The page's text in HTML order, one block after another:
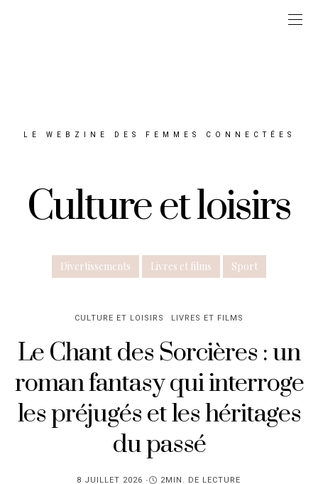
LE WEBZINE DES FEMMES CONNECTÉES
Culture et loisirs
Divertissements Livres et films Sport
CULTURE ET LOISIRS LIVRES ET FILMS
Le Chant des Sorcières : un
roman fantasy qui interroge
les préjugés et les héritages
du passé
PUBLIÉ
8 JUILLET 2026 2MIN. DE LECTURE